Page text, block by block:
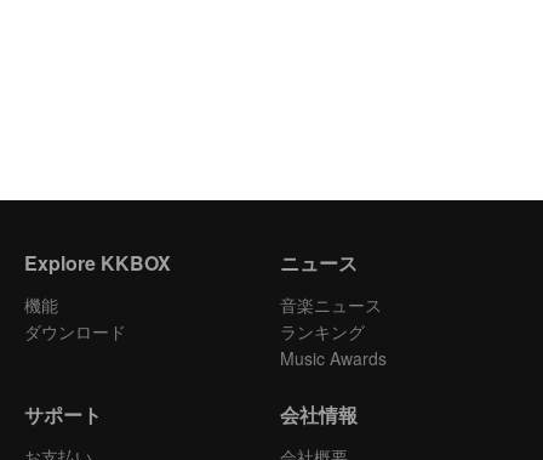
Explore KKBOX
機能
ダウンロード
ニュース
音楽ニュース
ランキング
Music Awards
サポート 会社情報